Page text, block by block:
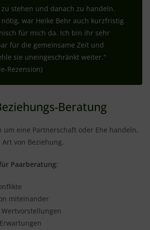
stehen und danach zu handeln.
war Heike Behr auch kurzfristig
für mich da. Ich bin ihr sehr
für die gemeinsame Zeit und
sie uneingeschränkt weiter.“
Rezension)
Beratung
um eine Partnerschaft oder Ehe handeln,
von Beziehung.
Paarberatung:
miteinander